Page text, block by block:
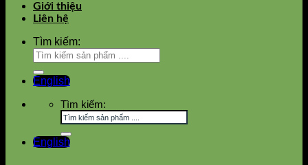
Giới thiệu
Liên hệ
Tìm kiếm:
English
Tìm kiếm:
English